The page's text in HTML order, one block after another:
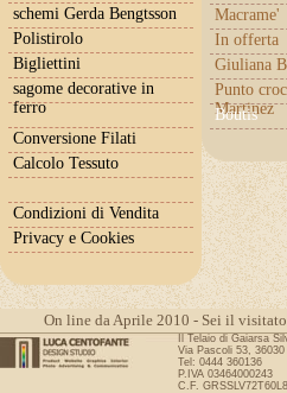
Macrame'
In offerta
Giuliana
Punto
Martinez
Boutis
schemi Gerda Bengtsson
Polistirolo
Bigliettini
sagome decorative in
ferro
Conversione Filati
Calcolo Tessuto
Condizioni di Vendita
Privacy e Cookies
On line da Aprile 2010 - Sei il
Il Telaio di Gaiarsa
Via Pascoli 53,
Tel: 0444 360136
P.IVA 03464000243
C.F.